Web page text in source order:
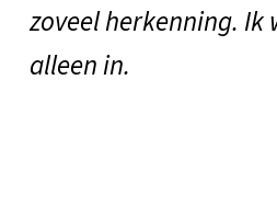
zoveel herkenning. Ik
alleen in.